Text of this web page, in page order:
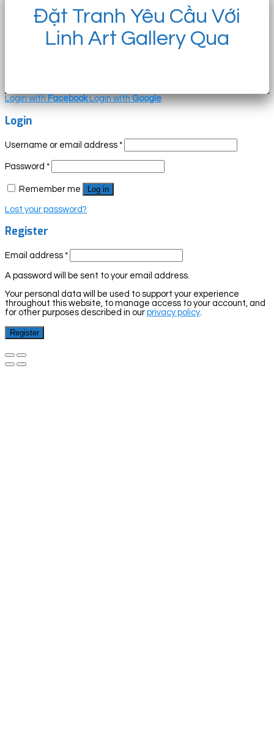
Đặt Tranh Yêu Cầu Với
Linh Art Gallery Qua
Login withFacebook Login withGoogle
Login
Username or email address *
Password *
Remember me Log in
Lost your password?
Register
Email address *
A password will be sent to your email address.
Your personal data will be used to support your experience
throughout this website, to manage access to your account, and
for other purposes described in our privacy policy
Register